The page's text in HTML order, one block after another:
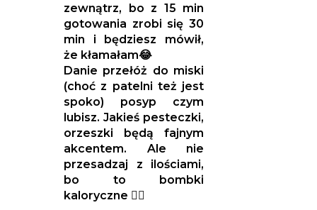
zewnątrz, bo z 15 min
gotowania zrobi się 30
min i będziesz mówił,
że kłamałam😂
Danie przełóż do miski
(choć z patelni też jest
spoko) posyp czym
lubisz. Jakieś pesteczki,
orzeszki będą fajnym
akcentem. Ale nie
przesadzaj z ilościami,
bo to bombki
kaloryczne ☝🏼